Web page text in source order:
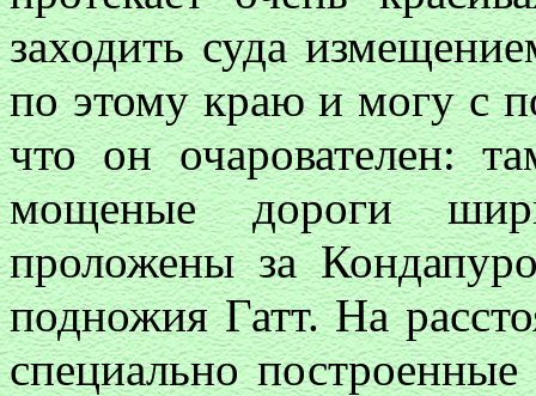
заходить суда
по этому краю и могу с
что он очарователен:
мощеные дороги
проложены за
подножия Гатт. На
специально